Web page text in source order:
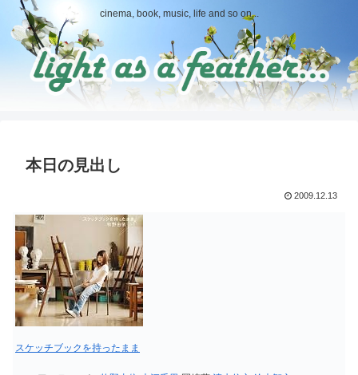
cinema, book, music, life and so on...
本日の見出し
2009.12.13
スケッチブックを持ったまま